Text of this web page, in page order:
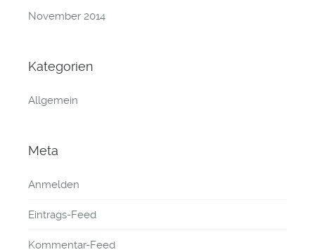
November 2014
Kategorien
Allgemein
Meta
Anmelden
Eintrags-Feed
Kommentar-Feed